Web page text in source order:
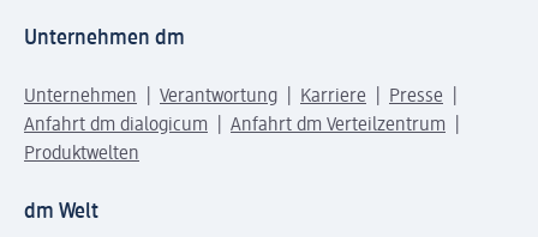
Unternehmen dm
Unternehmen Verantwortung Karriere
Presse
Anfahrt dm dialogicum
Anfahrt dm Verteilzentrum
Produktwelten
dm Welt